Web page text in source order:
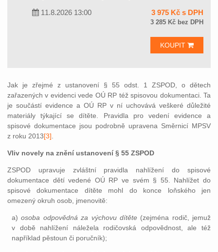
11.8.2026 13:00 3 975 Kč s DPH
3 285 Kč bez DPH
KOUPIT
Jak je zřejmé z ustanovení § 55 odst. 1 ZSPOD, o dětech
zařazených v evidenci vede OÚ RP též spisovou dokumentaci. Ta
je součástí evidence a OÚ RP v ní uchovává veškeré důležité
materiály týkající se dítěte. Pravidla pro vedení evidence a
spisové dokumentace jsou podrobně upravena Směrnicí MPSV
z roku 2013[3]
Vliv novely na znění ustanovení § 55 ZSPOD
ZSPOD upravuje zvláštní pravidla nahlížení do spisové
dokumentace dětí vedené OÚ RP ve svém § 55. Nahlížet do
spisové dokumentace dítěte mohl do konce loňského jen
omezený okruh osob, jmenovitě:
a)osoba odpovědná za výchovu dítěte(zejména rodič, jemuž
v době nahlížení náležela rodičovská odpovědnost, ale též
například pěstoun či poručník);